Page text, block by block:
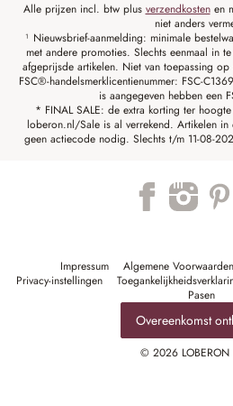
Alle prijzen incl. btw plus verzendkostenen
niet anders
¹ Nieuwsbrief-aanmelding: minimale
met andere promoties. Slechts eenmaal in
afgeprijsde artikelen. Niet van toepassing
FSC®-handelsmerklicentienummer: FSC-
is aangegeven hebben een
* FINAL SALE: de extra korting ter
loberon.nl/Sale is al verrekend. Artikelen
geen actiecode nodig. Slechts t/m 11-08-
Impressum Algemene Voorwaarden
Privacy-instellingen
Pasen
Overeenkomst
© 2026 LOBERON